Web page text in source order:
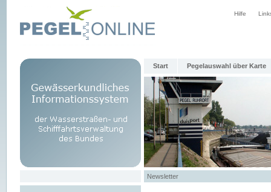
Hilfe
Start Pegelauswahl über Karte
Newsletter